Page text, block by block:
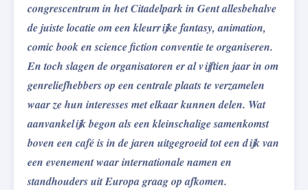
congrescentrum in het Citadelpark in Gent allesbehalve
de juiste locatie om een kleurrijke fantasy, animation,
comic book en science fiction conventie te organiseren.
En toch slagen de organisatoren er al vijftien jaar in om
genreliefhebbers op een centrale plaats te verzamelen
waar ze hun interesses met elkaar kunnen delen. Wat
aanvankelijk begon als een kleinschalige samenkomst
boven een café is in de jaren uitgegroeid tot een dijk van
een evenement waar internationale namen en
standhouders uit Europa graag op afkomen.